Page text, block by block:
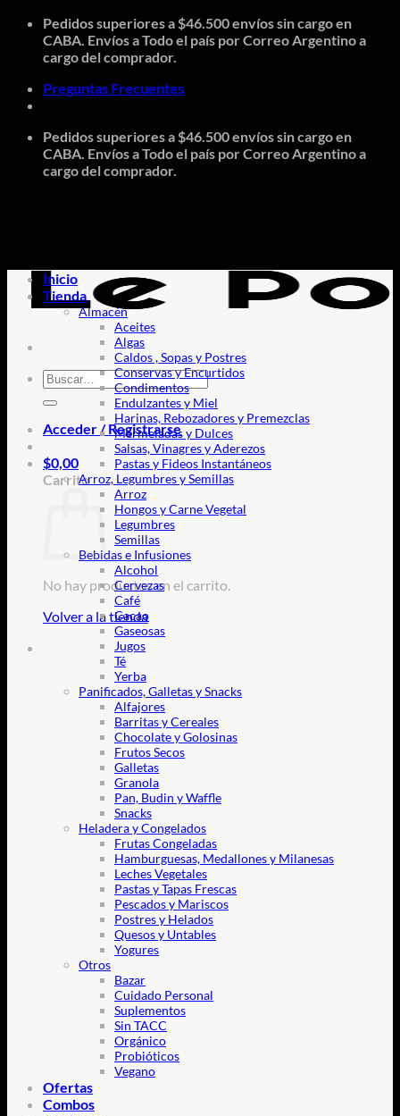
Saltar
contenido
Pedidos superiores a $46.500 envíos sin cargo en
CABA. Envíos a Todo el país por Correo Argentino a
cargo del comprador.
Preguntas Frecuentes
Pedidos superiores a $46.500 envíos sin cargo en
CABA. Envíos a Todo el país por Correo Argentino a
cargo del comprador.
Buscar
por:
Acceder / Registrarse
$0,00
Carrito
No hay productos en el carrito.
Volver a la tienda
Inicio
Tienda
Almacén
Aceites
Algas
Caldos , Sopas y Postres
Conservas y Encurtidos
Condimentos
Endulzantes y Miel
Harinas, Rebozadores y Premezclas
Mermeladas y Dulces
Salsas, Vinagres y Aderezos
Pastas y Fideos Instantáneos
Arroz, Legumbres y Semillas
Arroz
Hongos y Carne Vegetal
Legumbres
Semillas
Bebidas e Infusiones
Alcohol
Cervezas
Café
Cacao
Gaseosas
Jugos
Té
Yerba
Panificados, Galletas y Snacks
Alfajores
Barritas y Cereales
Chocolate y Golosinas
Frutos Secos
Galletas
Granola
Pan, Budin y Waffle
Snacks
Heladera y Congelados
Frutas Congeladas
Hamburguesas, Medallones y Milanesas
Leches Vegetales
Pastas y Tapas Frescas
Pescados y Mariscos
Postres y Helados
Quesos y Untables
Yogures
Otros
Bazar
Cuidado Personal
Suplementos
Sin TACC
Orgánico
Probióticos
Vegano
Ofertas
Combos